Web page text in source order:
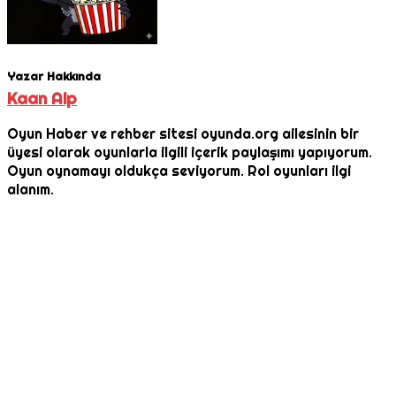
Yazar Hakkında
Kaan Alp
Oyun Haber ve rehber sitesi oyunda.org ailesinin bir
üyesi olarak oyunlarla ilgili içerik paylaşımı yapıyorum.
Oyun oynamayı oldukça seviyorum. Rol oyunları ilgi
alanım.